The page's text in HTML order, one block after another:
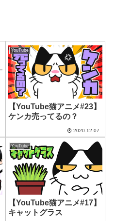
YouTube
【YouTube猫アニメ#23】
ケンカ売ってるの？
2020.12.07
YouTube
【YouTube猫アニメ#17】
キャットグラス